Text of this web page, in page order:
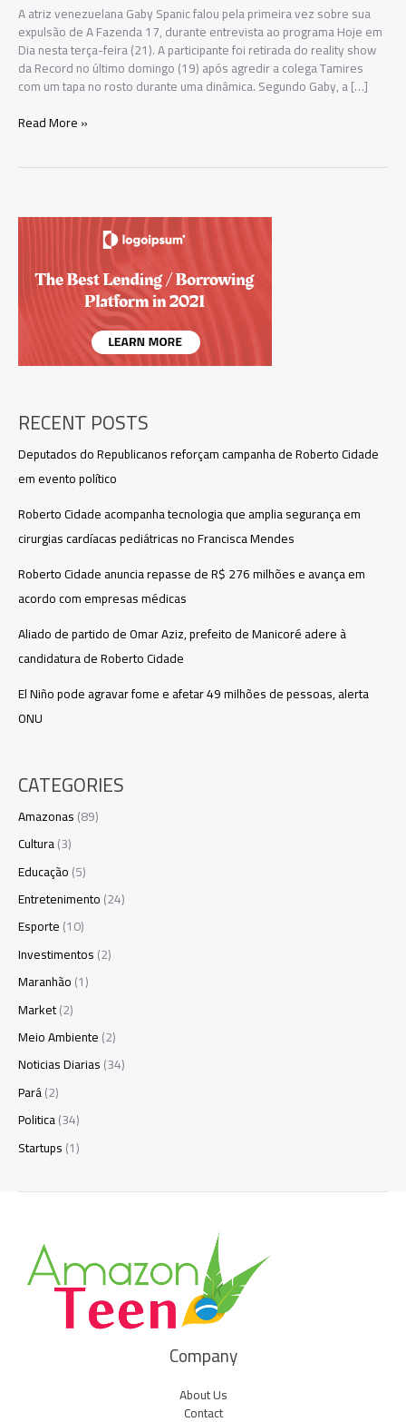
A atriz venezuelana Gaby Spanic falou pela primeira vez sobre sua
expulsão de A Fazenda 17, durante entrevista ao programa Hoje em
Dia nesta terça-feira (21). A participante foi retirada do reality show
da Record no último domingo (19) após agredir a colega Tamires
com um tapa no rosto durante uma dinâmica. Segundo Gaby, a […]
Gaby
Tamires
Fazenda
forma
de
sair”
Read More »
RECENT POSTS
Deputados do Republicanos reforçam campanha de Roberto Cidade
em evento político
Roberto Cidade acompanha tecnologia que amplia segurança em
cirurgias cardíacas pediátricas no Francisca Mendes
Roberto Cidade anuncia repasse de R$ 276 milhões e avança em
acordo com empresas médicas
Aliado de partido de Omar Aziz, prefeito de Manicoré adere à
candidatura de Roberto Cidade
El Niño pode agravar fome e afetar 49 milhões de pessoas, alerta
ONU
CATEGORIES
Amazonas(89)
Cultura(3)
Educação(5)
Entretenimento(24)
Esporte(10)
Investimentos(2)
Maranhão(1)
Market(2)
Meio Ambiente(2)
Noticias Diarias(34)
Pará(2)
Politica(34)
Startups(1)
Company
About Us
Contact